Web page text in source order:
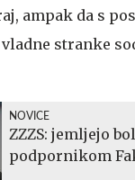
ampak da s
stranke
NOVICE
ZZZS: jemljejo
podpornikom